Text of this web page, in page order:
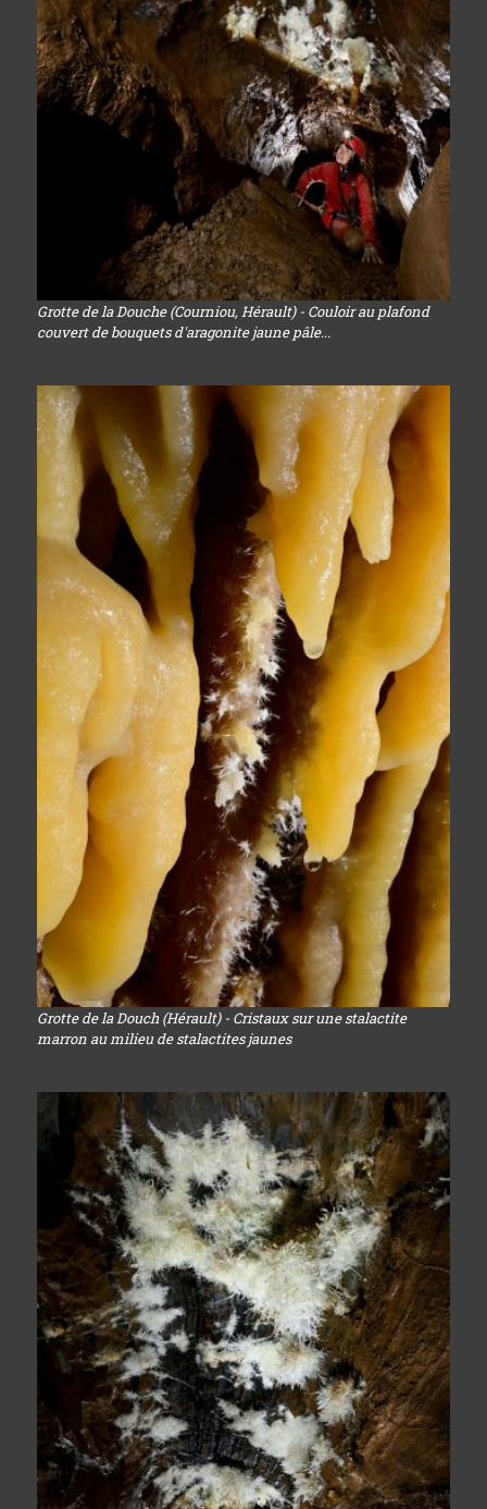
Grotte de la Douche (Courniou, Hérault) - Couloir au plafond
couvert de bouquets d'aragonite jaune pâle...
Grotte de la Douch (Hérault) - Cristaux sur une stalactite
marron au milieu de stalactites jaunes